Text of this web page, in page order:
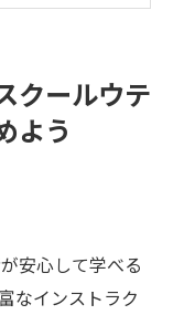
ョンの維持
なコース体
る技術
践的な練習法
クールウテ
よう
安心して学べる
なインストラク